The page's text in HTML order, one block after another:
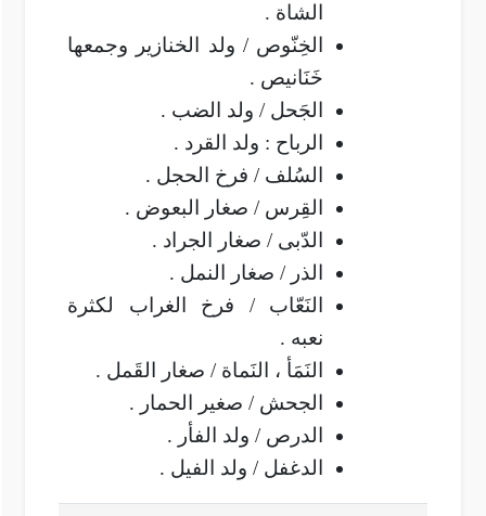
الشاة .
الخِنّوص / ولد الخنازير وجمعها
خَنَانيص .
الجَحل / ولد الضب .
الرباح : ولد القرد .
السُلف / فرخ الحجل .
القِرس / صغار البعوض .
الدّبى / صغار الجراد .
الذر / صغار النمل .
النَعّاب / فرخ الغراب لكثرة
نعبه .
النَمَأ ، النَماة / صغار القَمل .
الجحش / صغير الحمار .
الدرص / ولد الفأر .
الدغفل / ولد الفيل .